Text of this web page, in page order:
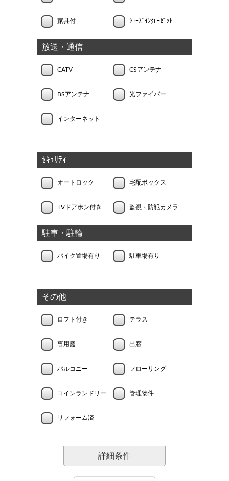
家具付 ｼｭｰｽﾞｲﾝｸﾛｰｾﾞｯﾄ
放送・通信
CATV CSアンテナ
BSアンテナ 光ファイバー
インターネット
ｾｷｭﾘﾃｨｰ
オートロック 宅配ボックス
TVドアホン付き 監視・防犯カメラ
駐車・駐輪
バイク置場有り 駐車場有り
その他
ロフト付き テラス
専用庭 出窓
バルコニー フローリング
コインランドリー 管理物件
リフォーム済